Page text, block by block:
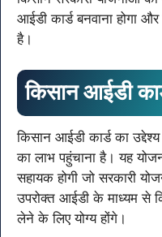
आईडी कार्ड बनवाना होगा
है।
किसान आईडी
किसान आईडी कार्ड का
का लाभ पहुंचाना है। यह
सहायक होगी जो सरकारी
उपरोक्त आईडी के माध्यम से
लेने के लिए योग्य होंगे।